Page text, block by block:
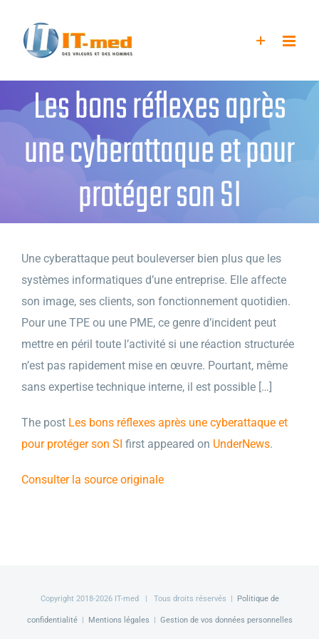
contenu
Les bons réflexes après
une cyberattaque et pour
protéger son SI
Une cyberattaque peut bouleverser bien plus que les
systèmes informatiques d’une entreprise. Elle affecte
son image, ses clients, son fonctionnement quotidien.
Pour une TPE ou une PME, ce genre d’incident peut
mettre en péril toute l’activité si une réaction structurée
n’est pas rapidement mise en œuvre. Pourtant, même
sans expertise technique interne, il est possible […]
The post Les bons réflexes après une cyberattaque et
pour protéger son SI first appeared on UnderNews.
Consulter la source originale
Copyright 2018-2026 IT-med | Tous droits réservés | Politique de
confidentialité| Mentions légales | Gestion de vos données personnelles